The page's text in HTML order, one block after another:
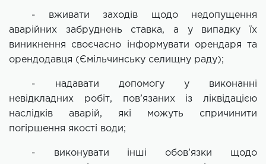
- вживати заходів щодо недопущення
аварійних забруднень ставка, а у випадку їх
виникнення своєчасно інформувати орендаря та
орендодавця (Ємільчинську селищну раду);
- надавати допомогу у виконанні
невідкладних робіт, пов’язаних із ліквідацією
наслідків аварій, які можуть спричинити
погіршення якості води;
- виконувати інші обов’язки щодо